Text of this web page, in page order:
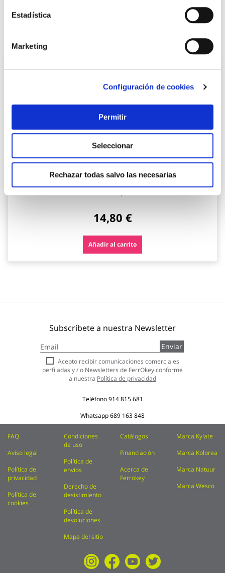
Estadística
Marketing
Configuración de cookies
Permitir
Seleccionar
Rechazar todas salvo las necesarias
1,5 m x 50 mm negro tesa tape
14,80 €
Añadir al carrito
Subscríbete a nuestra Newsletter
a
nuestro
boletín
de
Enviar
Acepto recibir comunicaciones comerciales
perfiladas y / o Newsletters de FerrOkey conforme
a nuestra Política de privacidad
Teléfono914 815 681
Whatsapp689 163 848
FAQ
Aviso legal
Política de
privacidad
Política de
cookies
Condiciones
de uso
Política de
envíos
Derecho de
desistimiento
Política de
devoluciones
Mapa del sitio
Catálogos
Financiación
Acerca de
Ferrokey
Marca Kylate
Marca Kolorea
Marca Natuur
Marca Wesco